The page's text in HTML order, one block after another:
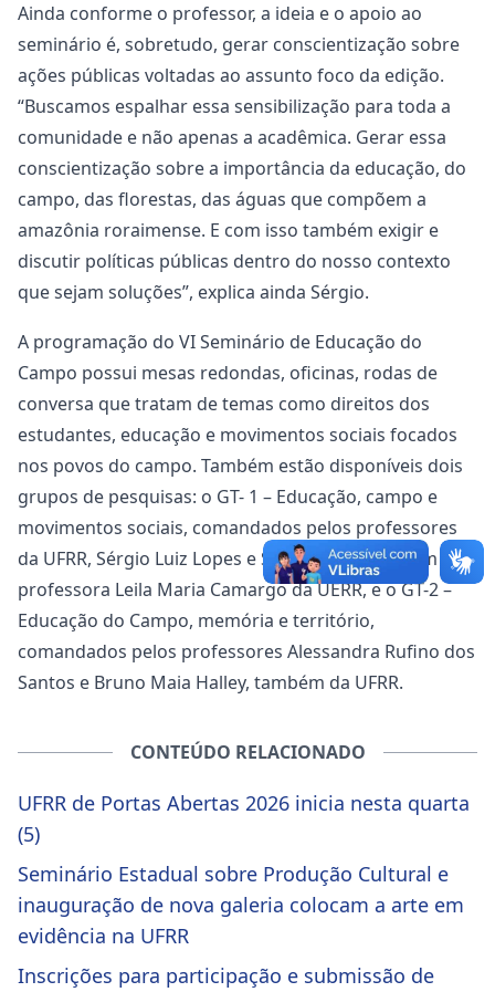
Ainda conforme o professor, a ideia e o apoio ao
seminário é, sobretudo, gerar conscientização sobre
ações públicas voltadas ao assunto foco da edição.
“Buscamos espalhar essa sensibilização para toda a
comunidade e não apenas a acadêmica. Gerar essa
conscientização sobre a importância da educação, do
campo, das florestas, das águas que compõem a
amazônia roraimense. E com isso também exigir e
discutir políticas públicas dentro do nosso contexto
que sejam soluções”, explica ainda Sérgio.
A programação do VI Seminário de Educação do
Campo possui mesas redondas, oficinas, rodas de
conversa que tratam de temas como direitos dos
estudantes, educação e movimentos sociais focados
nos povos do campo. Também estão disponíveis dois
grupos de pesquisas: o GT- 1 – Educação, campo e
movimentos sociais, comandados pelos professores
da UFRR, Sérgio Luiz Lopes e Sheila Mangolli, além da
professora Leila Maria Camargo da UERR, e o GT-2 –
Educação do Campo, memória e território,
comandados pelos professores Alessandra Rufino dos
Santos e Bruno Maia Halley, também da UFRR.
CONTEÚDO RELACIONADO
UFRR de Portas Abertas 2026 inicia nesta quarta
(5)
Seminário Estadual sobre Produção Cultural e
inauguração de nova galeria colocam a arte em
evidência na UFRR
Inscrições para participação e submissão de